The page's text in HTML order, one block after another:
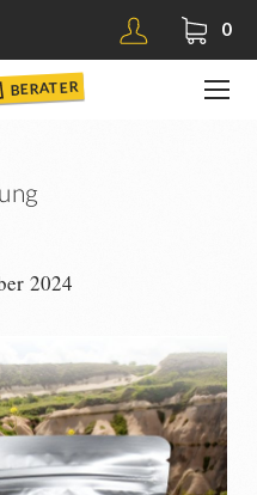
0
BERATER
2024